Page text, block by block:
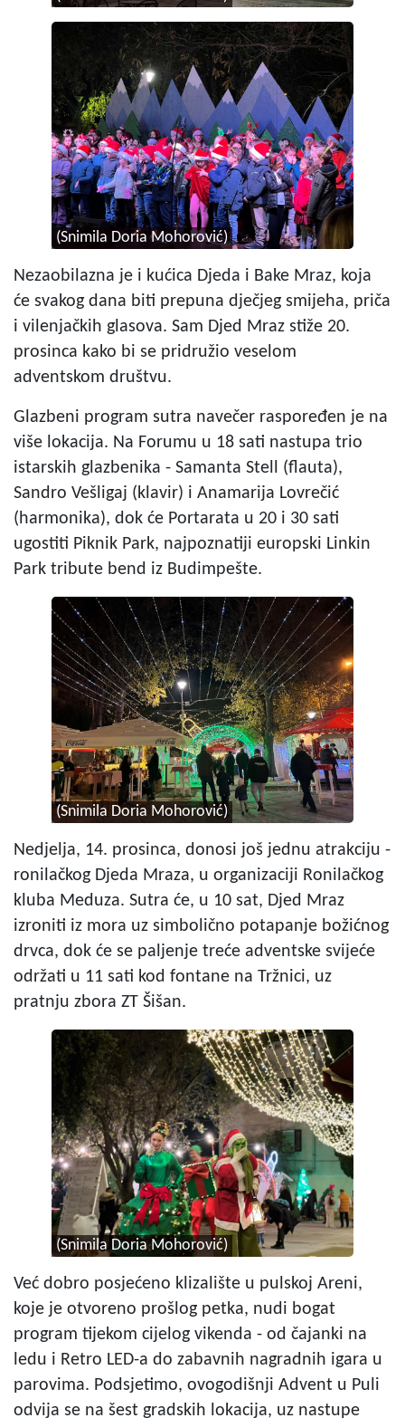
(Snimila Doria Mohorović)
Nezaobilazna je i kućica Djeda i Bake Mraz, koja
će svakog dana biti prepuna dječjeg smijeha, priča
i vilenjačkih glasova. Sam Djed Mraz stiže 20.
prosinca kako bi se pridružio veselom
adventskom društvu.
Glazbeni program sutra navečer raspoređen je na
više lokacija. Na Forumu u 18 sati nastupa trio
istarskih glazbenika - Samanta Stell (flauta),
Sandro Vešligaj (klavir) i Anamarija Lovrečić
(harmonika), dok će Portarata u 20 i 30 sati
ugostiti Piknik Park, najpoznatiji europski Linkin
Park tribute bend iz Budimpešte.
(Snimila Doria Mohorović)
Nedjelja, 14. prosinca, donosi još jednu atrakciju -
ronilačkog Djeda Mraza, u organizaciji Ronilačkog
kluba Meduza. Sutra će, u 10 sat, Djed Mraz
izroniti iz mora uz simbolično potapanje božićnog
drvca, dok će se paljenje treće adventske svijeće
održati u 11 sati kod fontane na Tržnici, uz
pratnju zbora ZT Šišan.
(Snimila Doria Mohorović)
Već dobro posjećeno klizalište u pulskoj Areni,
koje je otvoreno prošlog petka, nudi bogat
program tijekom cijelog vikenda - od čajanki na
ledu i Retro LED-a do zabavnih nagradnih igara u
parovima. Podsjetimo, ovogodišnji Advent u Puli
odvija se na šest gradskih lokacija, uz nastupe